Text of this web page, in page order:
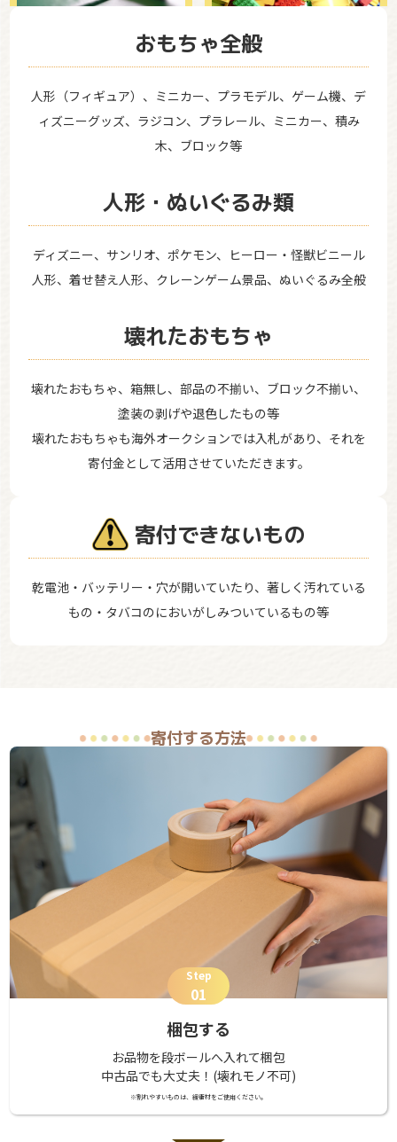
おもちゃ全般
人形（フィギュア）、ミニカー、プラモデル、ゲーム機、デ
ィズニーグッズ、ラジコン、プラレール、ミニカー、積み
木、ブロック等
人形・ぬいぐるみ類
ディズニー、サンリオ、ポケモン、ヒーロー・怪獣ビニール
人形、着せ替え人形、クレーンゲーム景品、ぬいぐるみ全般
壊れたおもちゃ
壊れたおもちゃ、箱無し、部品の不揃い、ブロック不揃い、
塗装の剥げや退色したもの等
壊れたおもちゃも海外オークションでは入札があり、それを
寄付金として活用させていただきます。
寄付できないもの
乾電池・バッテリー・穴が開いていたり、著しく汚れている
もの・タバコのにおいがしみついているもの等
寄付する方法
Step
01
梱包する
お品物を段ボールへ入れて梱包
中古品でも大丈夫！(壊れモノ不可)
※割れやすいものは、緩衝材をご使用ください。